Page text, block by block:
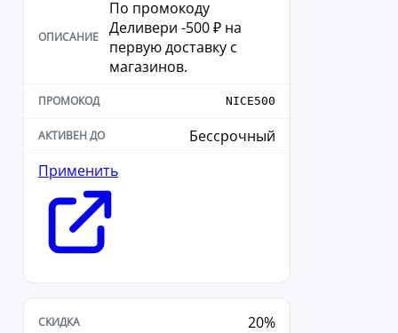
По промокоду
Деливери -500 ₽ на
первую доставку с
магазинов.
NICE500
Бессрочный
Применить
20%